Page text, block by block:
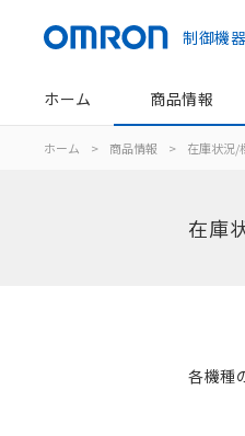
制御機器
ホーム 商品情報
ホーム > 商品情報 > 在庫状況/
在庫
各機種